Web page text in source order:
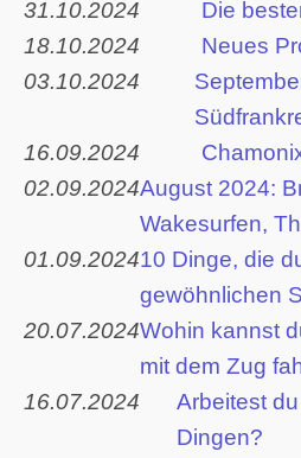
31.10.2024
Die
18.10.2024
Neues
03.10.2024
16.09.2024
02.09.2024August 2024:
Wakesurfen,
01.09.202410 Dinge, die
gewöhnlichen
20.07.2024Wohin kannst
mit dem Zug
16.07.2024
Arbeitest
Dingen?